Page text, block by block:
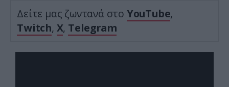
Δείτε μας ζωντανά στο YouTube,
Twitch, X, Telegram